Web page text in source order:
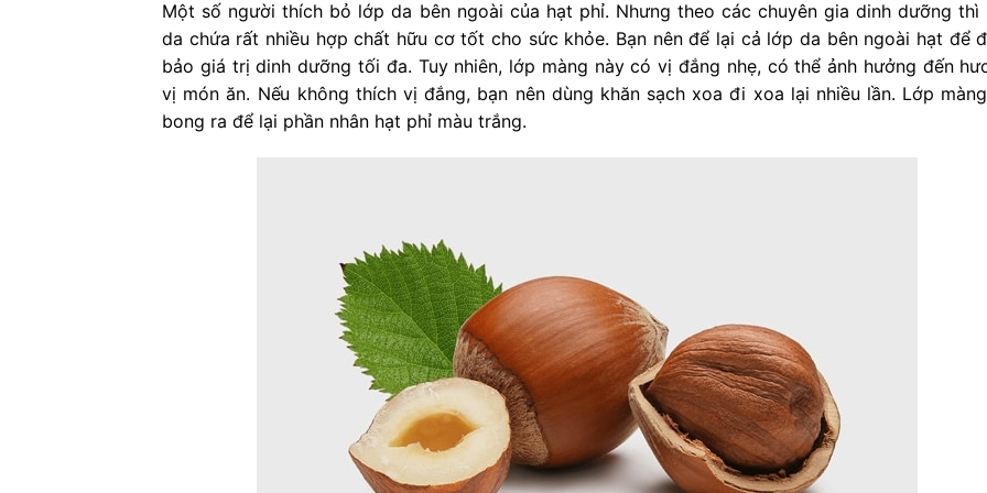
Một số người thích bỏ lớp da bên ngoài của hạt phỉ. Nhưng theo các chuyên gia dinh dưỡng thì
da chứa rất nhiều hợp chất hữu cơ tốt cho sức khỏe. Bạn nên để lại cả lớp da bên ngoài hạt để
bảo giá trị dinh dưỡng tối đa. Tuy nhiên, lớp màng này có vị đắng nhẹ, có thể ảnh hưởng đến
vị món ăn. Nếu không thích vị đắng, bạn nên dùng khăn sạch xoa đi xoa lại nhiều lần. Lớp
bong ra để lại phần nhân hạt phỉ màu trắng.